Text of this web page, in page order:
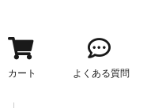
カート よくある質問